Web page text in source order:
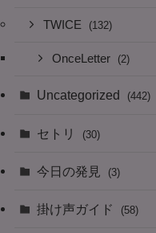
TWICE (132)
OnceLetter (2)
Uncategorized (442)
セトリ (30)
今日の発見 (3)
掛け声ガイド (58)